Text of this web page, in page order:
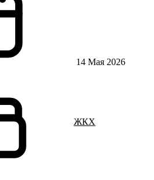
14 Мая 2026
ЖКХ